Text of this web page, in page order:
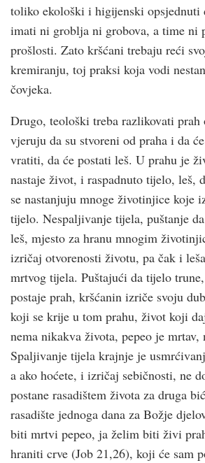
toliko ekološki i higijenski opsjednuti
imati ni groblja ni grobova, a time ni
prošlosti. Zato kršćani trebaju reći
kremiranju, toj praksi koja vodi
čovjeka.
Drugo, teološki treba razlikovati prah
vjeruju da su stvoreni od praha i da
vratiti, da će postati leš. U prahu je
nastaje život, i raspadnuto tijelo, leš,
se nastanjuju mnoge životinjice koje
tijelo. Nespaljivanje tijela, puštanje
leš, mjesto za hranu mnogim
izričaj otvorenosti životu, pa čak i
mrtvog tijela. Puštajući da tijelo trune,
postaje prah, kršćanin izriče svoju
koji se krije u tom prahu, život koji
nema nikakva života, pepeo je mrtav,
Spaljivanje tijela krajnje je
a ako hoćete, i izričaj sebičnosti, ne
postane rasadištem života za druga
rasadište jednoga dana za Božje
biti mrtvi pepeo, ja želim biti živi
hraniti crve (Job 21,26), koji će sam